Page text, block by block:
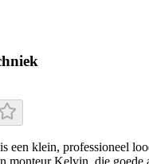
een klein, professioneel
monteur Kelvin, die